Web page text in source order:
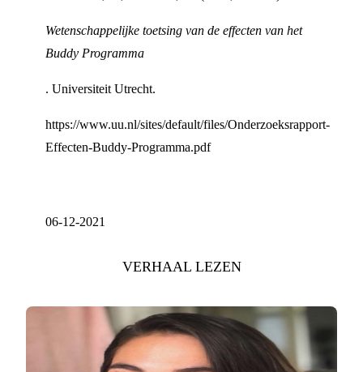
Wetenschappelijke toetsing van de effecten van het
Buddy Programma
. Universiteit Utrecht.
https://www.uu.nl/sites/default/files/Onderzoeksrapport-
Effecten-Buddy-Programma.pdf
06-12-2021
VERHAAL LEZEN